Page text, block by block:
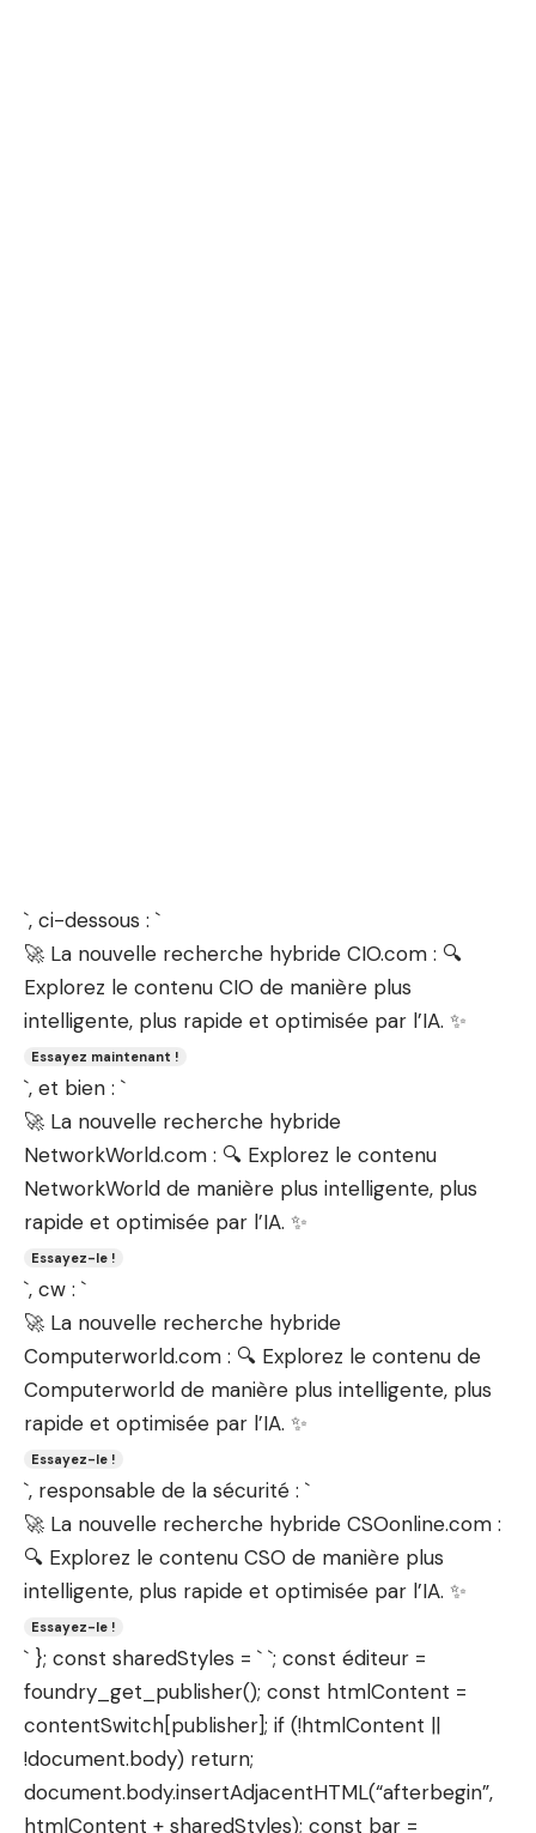
`, ci-dessous : `
🚀 La nouvelle recherche hybride CIO.com : 🔍
Explorez le contenu CIO de manière plus
intelligente, plus rapide et optimisée par l’IA. ✨
Essayez maintenant !
`, et bien : `
🚀 La nouvelle recherche hybride
NetworkWorld.com : 🔍 Explorez le contenu
NetworkWorld de manière plus intelligente, plus
rapide et optimisée par l’IA. ✨
Essayez-le !
`, cw : `
🚀 La nouvelle recherche hybride
Computerworld.com : 🔍 Explorez le contenu de
Computerworld de manière plus intelligente, plus
rapide et optimisée par l’IA. ✨
Essayez-le !
`, responsable de la sécurité : `
🚀 La nouvelle recherche hybride CSOonline.com :
🔍 Explorez le contenu CSO de manière plus
intelligente, plus rapide et optimisée par l’IA. ✨
Essayez-le !
` }; const sharedStyles = ` `; const éditeur =
foundry_get_publisher(); const htmlContent =
contentSwitch[publisher]; if (!htmlContent ||
!document.body) return;
document.body.insertAdjacentHTML(“afterbegin”,
htmlContent + sharedStyles); const bar =